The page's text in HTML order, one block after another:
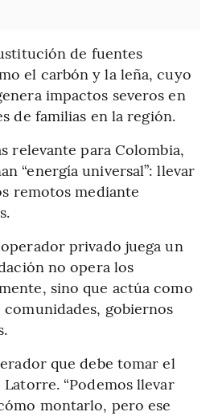
de fuentes
el carbón y la leña, cuyo
impactos severos en
de familias en la región.
relevante para Colombia,
“energía universal”: llevar
remotos mediante
privado juega un
no opera los
sino que actúa como
gobiernos
que debe tomar el
“Podemos llevar
montarlo, pero ese